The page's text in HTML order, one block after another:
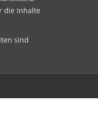
die Inhalte
sind